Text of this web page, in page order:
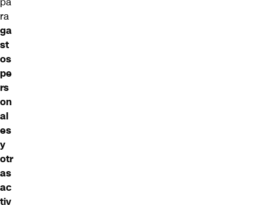
ra
ga
st
os
pe
rs
on
al
es
y
otr
as
ac
tiv